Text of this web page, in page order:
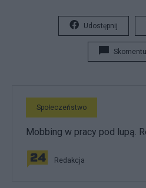
Udostępnij
Społeczeństwo
Mobbing w pracy pod lupą.
Redakcja